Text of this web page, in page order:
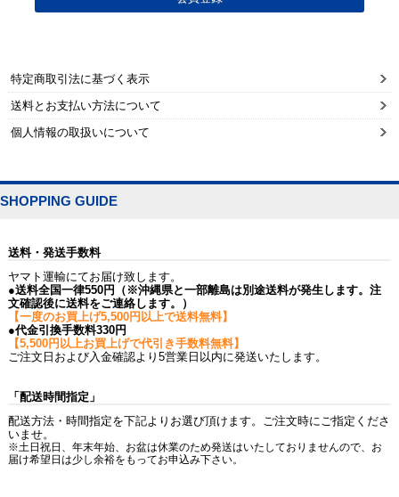
特定商取引法に基づく表示
送料とお支払い方法について
個人情報の取扱いについて
SHOPPING GUIDE
送料・発送手数料
ヤマト運輸にてお届け致します。
●送料全国一律550円（※沖縄県と一部離島は別途送料が発生します。注
文確認後に送料をご連絡します。）
【一度のお買上げ5,500円以上で送料無料】
●代金引換手数料330円
【5,500円以上お買上げで代引き手数料無料】
ご注文日および入金確認より5営業日以内に発送いたします。
「配送時間指定」
配送方法・時間指定を下記よりお選び頂けます。ご注文時にご指定くださ
いませ。
※土日祝日、年末年始、お盆は休業のため発送はいたしておりませんので、お
届け希望日は少し余裕をもってお申込み下さい。